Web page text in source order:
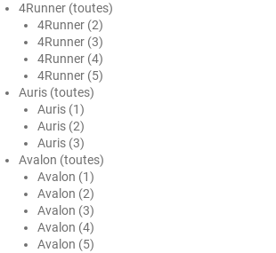
Ferrari
Fiat
Fisker
Ford
Foton
Gac
Geely
4Runner (toutes)
4Runner (2)
4Runner (3)
4Runner (4)
4Runner (5)
Auris (toutes)
Auris (1)
Auris (2)
Auris (3)
Avalon (toutes)
Avalon (1)
Avalon (2)
Avalon (3)
Avalon (4)
Avalon (5)